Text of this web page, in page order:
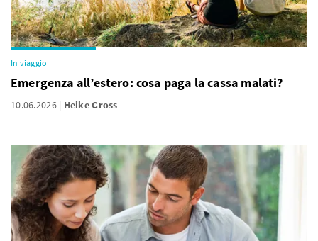
In viaggio
Emergenza all’estero: cosa paga la cassa malati?
10.06.2026 Heike Gross